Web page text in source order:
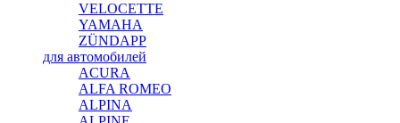
VELOCETTE
YAMAHA
ZÜNDAPP
для автомобилей
ACURA
ALFA ROMEO
ALPINA